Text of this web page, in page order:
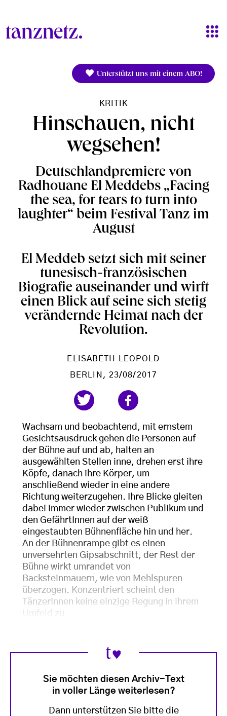
Unterstützt uns mit einem ABO!
KRITIK
Hinschauen, nicht
wegsehen!
Deutschlandpremiere von
Radhouane El Meddebs „Facing
the sea, for tears to turn into
laughter“ beim Festival Tanz im
August
El Meddeb setzt sich mit seiner
tunesisch-französischen
Biografie auseinander und wirft
einen Blick auf seine sich stetig
verändernde Heimat nach der
Revolution.
ELISABETH LEOPOLD
BERLIN , 23/08/2017
Wachsam und beobachtend, mit ernstem
Gesichtsausdruck gehen die Personen auf
der Bühne auf und ab, halten an
ausgewählten Stellen inne, drehen erst ihre
Köpfe, danach ihre Körper, um
anschließend wieder in eine andere
Richtung weiterzugehen. Ihre Blicke gleiten
dabei immer wieder zwischen Publikum und
den GefährtInnen auf der weiß
eingestaubten Bühnenfläche hin und her.
An der Bühnenrampe gibt es einen
unversehrten Gipsabschnitt, der Rest der
Bühne wirkt umrandet von
Backsteinmauern, wie von Mehlspuren
überzogen. Konzentriert scheint den
TänzerInnen keine einzige Regung in ihrem
Umfeld zu
Sie möchten diesen Archiv-Text
in voller Länge weiterlesen?
Dann unterstützen Sie bitte die